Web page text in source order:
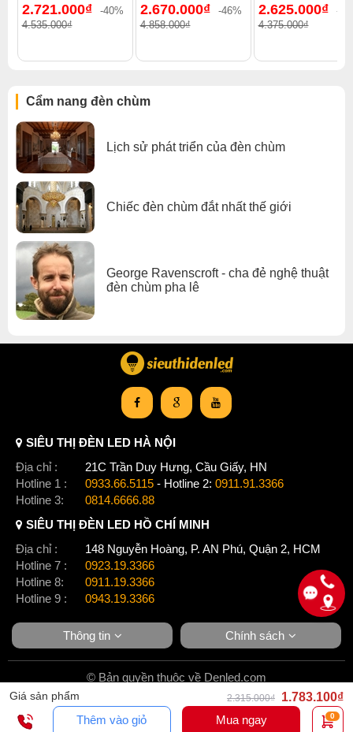
Xem thêm:Đèn chùm tân cổ điển,Đèn chùm ốp trần,
Đèn chùm pha lê
Đèn chùm phòng khách
2.721.000₫
-40%
4.535.000₫
2.670.000₫
-46%
4.858.000₫
2.625.000₫
-
4.375.000₫
Cẩm nang đèn chùm
Lịch sử phát triển của đèn chùm
Chiếc đèn chùm đắt nhất thế giới
George Ravenscroft - cha đẻ nghệ thuật
đèn chùm pha lê
Giá sản phẩm 2.315.000₫
1.783.100₫
Thêm vào giỏ
Mua ngay 0
SIÊU THỊ ĐÈN LED HÀ NỘI
Địa chỉ :
21C Trần Duy Hưng, Cầu Giấy, HN
Hotline 1 :
0933.66.5115 - Hotline 2: 0911.91.3366
Hotline 3:
0814.6666.88
SIÊU THỊ ĐÈN LED HỒ CHÍ MINH
Địa chỉ :
148 Nguyễn Hoàng, P. AN Phú, Quận 2, HCM
Hotline 7 :
0923.19.3366
Hotline 8:
0911.19.3366
Hotline 9 :
0943.19.3366
Thông tin Chính sách
© Bản quyền thuộc về Denled.com